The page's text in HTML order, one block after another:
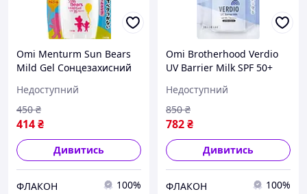
Omi Menturm Sun Bears
Mild Gel Сонцезахисний
SPF35+ 30 мл
Недоступний
414₴
450 ₴
Дивитись
ФЛАКОН 100%
Omi Brotherhood Verdio
UV Barrier Milk SPF 50+
молочко для обличчя
Недоступний
782₴
850 ₴
Дивитись
ФЛАКОН 100%